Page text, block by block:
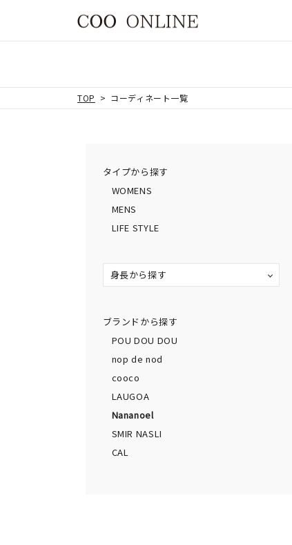
TOP コーディネート一覧
タイプから探す
WOMENS
MENS
LIFE STYLE
身長から探す
ブランドから探す
POU DOU DOU
nop de nod
cooco
LAUGOA
Nananoel
SMIR NASLI
CAL